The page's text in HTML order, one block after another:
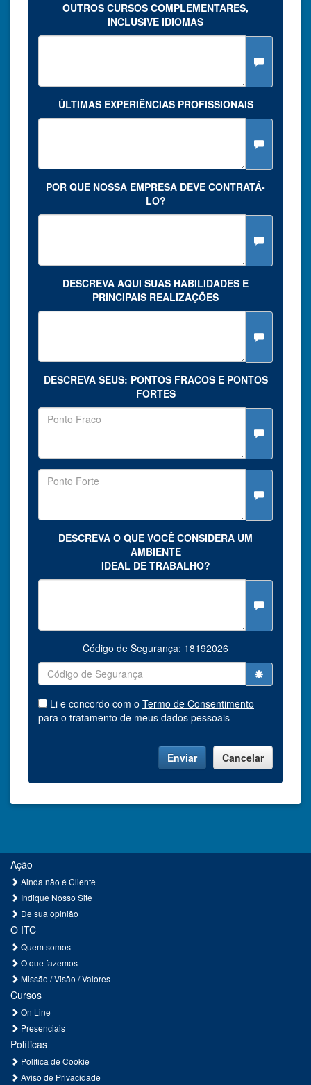
OUTROS CURSOS COMPLEMENTARES,
INCLUSIVE IDIOMAS
ÚLTIMAS EXPERIÊNCIAS PROFISSIONAIS
POR QUE NOSSA EMPRESA DEVE CONTRATÁ-
LO?
DESCREVA AQUI SUAS HABILIDADES E
PRINCIPAIS REALIZAÇÕES
DESCREVA SEUS: PONTOS FRACOS E PONTOS
FORTES
DESCREVA O QUE VOCÊ CONSIDERA UM
AMBIENTE
IDEAL DE TRABALHO?
Código de Segurança: 18192026
Li e concordo com o Termo de Consentimento
para o tratamento de meus dados pessoais
Enviar Cancelar
Ação
Ainda não é Cliente
Indique Nosso Site
De sua opinião
O ITC
Quem somos
O que fazemos
Missão / Visão / Valores
Cursos
On Line
Presenciais
Políticas
Política de Cookie
Aviso de Privacidade